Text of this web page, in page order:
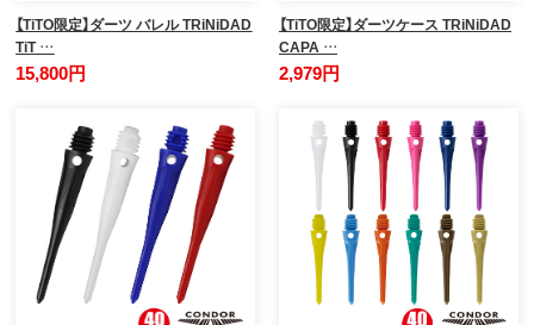
【TiTO限定】ダーツ バレル TRiNiDAD
TiT …
15,800円
【TiTO限定】ダーツケース TRiNiDAD
CAPA …
2,979円